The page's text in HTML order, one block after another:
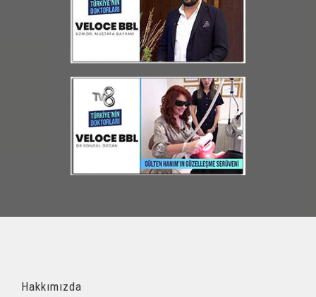
Hakkımızda